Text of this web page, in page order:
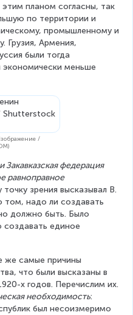
планом согласны, так
по территории и
промышленному и
Грузия, Армения,
были тогда
экономически меньше
/
Закавказская федерация
равноправное
точку зрения высказывал В.
надо ли создавать
должно быть. Было
единое
же самые причины
что были высказаны в
х годов. Перечислим их.
необходимость:
был несоизмеримо